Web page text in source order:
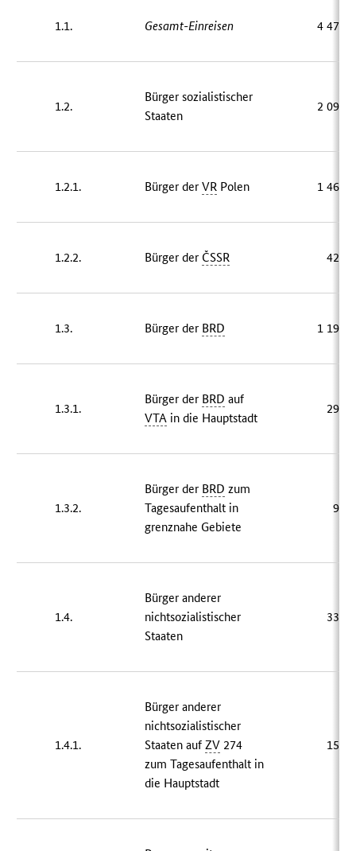
1.1. Gesamt-Einreisen 4 476
1.2.
Bürger sozialistischer
Staaten
2 099
1.2.1. Bürger derVR Polen 1 469
1.2.2. Bürger der ČSSR 423
1.3. Bürger der BRD 1 191
1.3.1.
Bürger der BRD auf
VTA in die Hauptstadt
299
1.3.2.
Bürger der BRD zum
Tagesaufenthalt in
grenznahe Gebiete
98
1.4.
Bürger anderer
nichtsozialistischer
Staaten
334
1.4.1.
Bürger anderer
nichtsozialistischer
Staaten aufZV 274
zum Tagesaufenthalt in
die Hauptstadt
151